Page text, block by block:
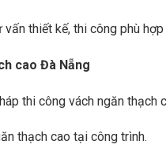
thiết kế, thi công phù hợp
cao Đà Nẵng
thi công vách ngăn thạch
thạch cao tại công trình.